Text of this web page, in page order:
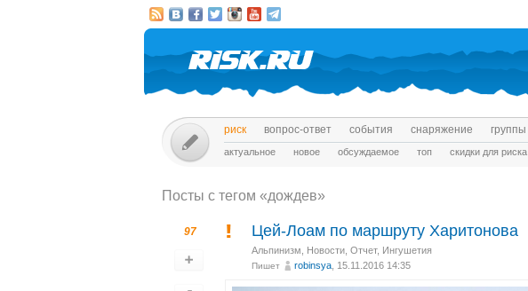
риск вопрос-ответ события снаряжение группы
актуальное новое обсуждаемое топ скидки для риска
Посты c тегом «дождев»
97 Цей-Лоам по маршруту Харитонова
Альпинизм Новости Отчет, Ингушетия
Пишет robinsya , 15.11.2016 14:35